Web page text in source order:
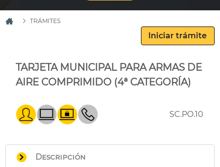
TRÁMITES
TARJETA MUNICIPAL PARA ARMAS DE
AIRE COMPRIMIDO (4ª CATEGORÍA)
SC.PO.10
Descripción